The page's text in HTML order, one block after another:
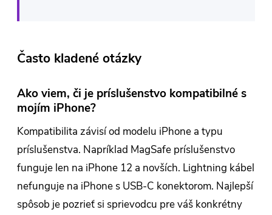
Často kladené otázky
Ako viem, či je príslušenstvo kompatibilné s
mojím iPhone?
Kompatibilita závisí od modelu iPhone a typu
príslušenstva. Napríklad MagSafe príslušenstvo
funguje len na iPhone 12 a novších. Lightning kábel
nefunguje na iPhone s USB-C konektorom. Najlepší
spôsob je pozrieť si sprievodcu pre váš konkrétny